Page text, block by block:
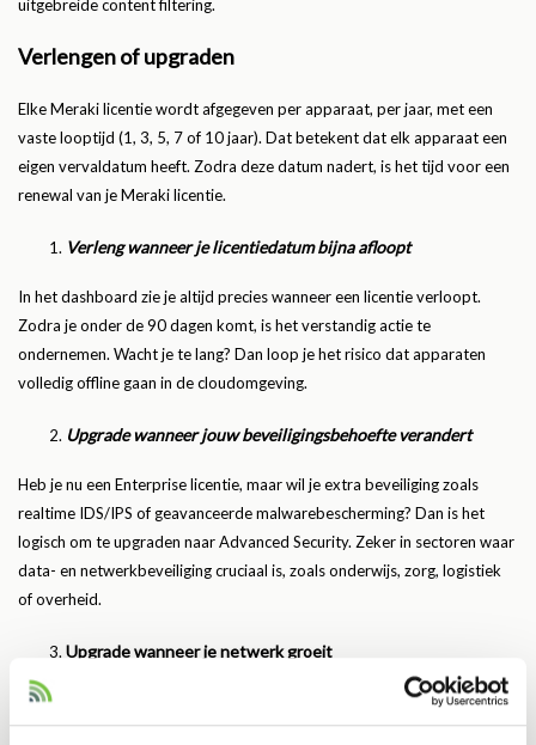
uitgebreide content filtering.
Verlengen of upgraden
Elke Meraki licentie wordt afgegeven per apparaat, per jaar, met een
vaste looptijd (1, 3, 5, 7 of 10 jaar). Dat betekent dat elk apparaat een
eigen vervaldatum heeft. Zodra deze datum nadert, is het tijd voor een
renewal van je Meraki licentie.
Verleng wanneer je licentiedatum bijna afloopt
In het dashboard zie je altijd precies wanneer een licentie verloopt.
Zodra je onder de 90 dagen komt, is het verstandig actie te
ondernemen. Wacht je te lang? Dan loop je het risico dat apparaten
volledig offline gaan in de cloudomgeving.
Upgrade wanneer jouw beveiligingsbehoefte verandert
Heb je nu een Enterprise licentie, maar wil je extra beveiliging zoals
realtime IDS/IPS of geavanceerde malwarebescherming? Dan is het
logisch om te upgraden naar Advanced Security. Zeker in sectoren waar
data- en netwerkbeveiliging cruciaal is, zoals onderwijs, zorg, logistiek
of overheid.
Upgrade wanneer je netwerk groeit
Voeg je nieuwe Meraki-apparaten toe? Dan heb je ook hiervoor een
licentie nodig. Veel organisaties kiezen daarom voor een upgrade naar